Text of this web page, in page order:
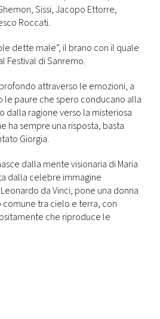
Sissi, Jacopo Ettorre,
Roccati.
dette male”, il brano con il quale
Festival di Sanremo.
attraverso le emozioni, a
le paure che spero conducano alla
dalla ragione verso la misteriosa
ha sempre una risposta, basta
Giorgia.
dalla mente visionaria di Maria
dalla celebre immagine
da Vinci, pone una donna
tra cielo e terra, con
che riproduce le